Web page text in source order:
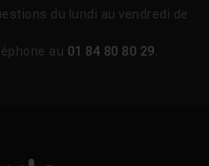
du lundi au vendredi de
au 01 84 80 80 29